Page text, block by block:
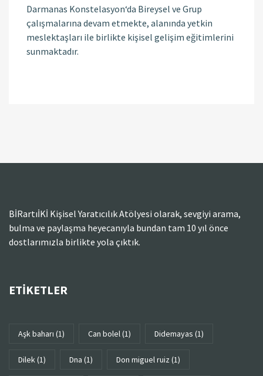
Darmanas Konstelasyon‘da Bireysel ve Grup
çalışmalarına devam etmekte, alanında yetkin
meslektaşları ile birlikte kişisel gelişim eğitimlerini
sunmaktadır.
BİRartıİKİ Kişisel Yaratıcılık Atölyesi olarak, sevgiyi arama,
bulma ve paylaşma heyecanıyla bundan tam 10 yıl önce
dostlarımızla birlikte yola çıktık.
ETIKETLER
aşk baharı (1) can bolel(1) didemayas (1)
dilek(1) dna (1) don miguel ruiz (1)